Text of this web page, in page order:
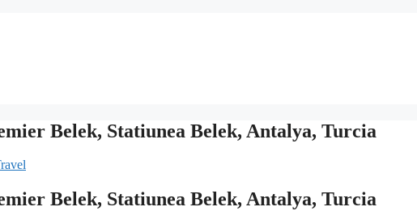
Belek, Statiunea Belek, Antalya, Turcia
Belek, Statiunea Belek, Antalya, Turcia